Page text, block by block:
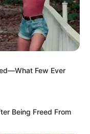
Few Ever
Being Freed From